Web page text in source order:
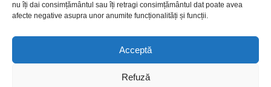
nu îți dai consimțământul sau îți retragi consimțământul dat poate avea
afecte negative asupra unor anumite funcționalități și funcții.
Acceptă
Refuză
Informații pentru seniori